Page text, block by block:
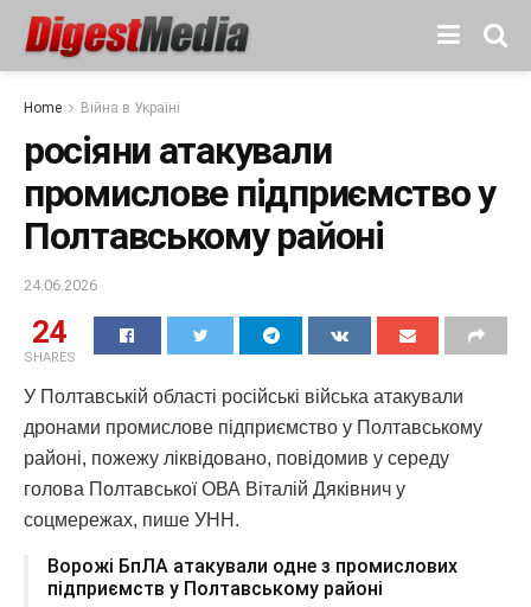
Home Війна в Україні
росіяни атакували
промислове підприємство у
Полтавському районі
24.06.2026
24
SHARES
У Полтавській області російські війська атакували
дронами промислове підприємство у Полтавському
районі, пожежу ліквідовано, повідомив у середу
голова Полтавської ОВА Віталій Дяківнич у
соцмережах, пише УНН.
Ворожі БпЛА атакували одне з промислових
підприємств у Полтавському районі